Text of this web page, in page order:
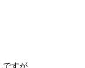
ですが